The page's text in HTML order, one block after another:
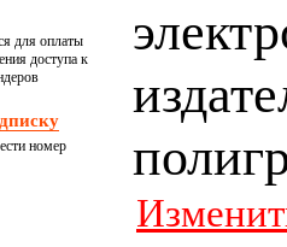
для оплаты
доступа к
номер